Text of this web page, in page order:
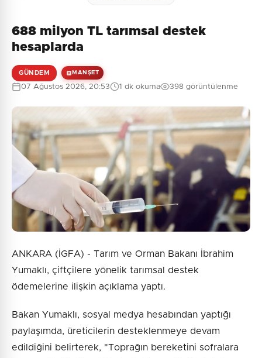
688 milyon TL tarımsal destek
hesaplarda
GÜNDEM MANŞET
07 Ağustos 2026, 20:53 1 dk okuma 398 görüntülenme
ANKARA (İGFA) - Tarım ve Orman Bakanı İbrahim
Yumaklı, çiftçilere yönelik tarımsal destek
ödemelerine ilişkin açıklama yaptı.
Bakan Yumaklı, sosyal medya hesabından yaptığı
paylaşımda, üreticilerin desteklenmeye devam
edildiğini belirterek, "Toprağın bereketini sofralara